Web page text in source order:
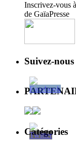
Inscrivez-vous
de GaïaPresse
Suivez-
Catégories